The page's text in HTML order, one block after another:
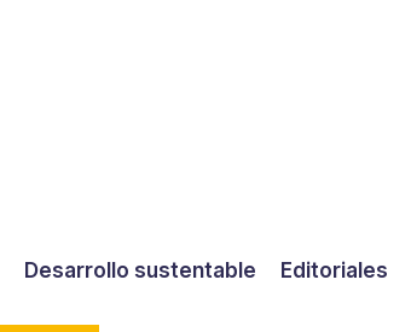
Desarrollo sustentable Editoriales